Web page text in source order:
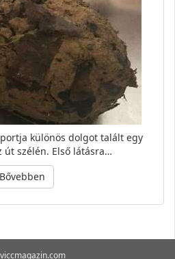
különös dolgot talált egy
út szélén. Első látásra…
Bővebben